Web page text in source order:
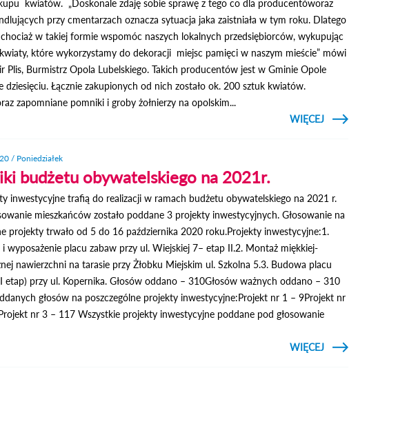
kwiatów. „Doskonale zdaję sobie sprawę z tego co dla producentóworaz
przy cmentarzach oznacza sytuacja jaka zaistniała w tym roku. Dlatego
w takiej formie wspomóc naszych lokalnych przedsiębiorców, wykupując
które wykorzystamy do dekoracji miejsc pamięci w naszym mieście” mówi
Plis, Burmistrz Opola Lubelskiego. Takich producentów jest w Gminie Opole
dziesięciu. Łącznie zakupionych od nich zostało ok. 200 sztuk kwiatów.
zapomniane pomniki i groby żołnierzy na opolskim...
CZYTAJ
WIĘCEJ
/ Poniedziałek
budżetu obywatelskiego na 2021r.
inwestycyjne trafią do realizacji w ramach budżetu obywatelskiego na 2021 r.
mieszkańców zostało poddane 3 projekty inwestycyjnych. Głosowanie na
projekty trwało od 5 do 16 października 2020 roku.Projekty inwestycyjne:1.
wyposażenie placu zabaw przy ul. Wiejskiej 7– etap II.2. Montaż miękkiej-
nawierzchni na tarasie przy Żłobku Miejskim ul. Szkolna 5.3. Budowa placu
etap) przy ul. Kopernika. Głosów oddano – 310Głosów ważnych oddano – 310
głosów na poszczególne projekty inwestycyjne:Projekt nr 1 – 9Projekt nr
nr 3 – 117 Wszystkie projekty inwestycyjne poddane pod głosowanie
CZYTAJ
WIĘCEJ